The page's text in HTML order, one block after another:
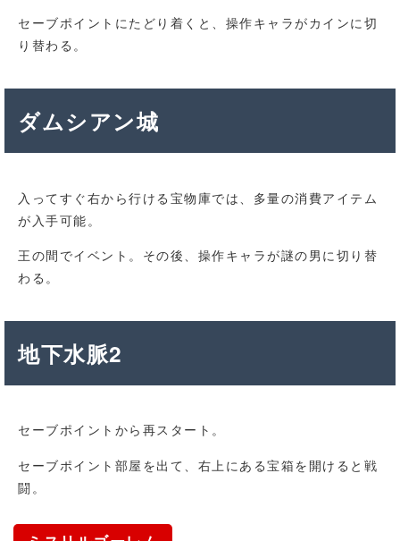
セーブポイントにたどり着くと、操作キャラがカインに切
り替わる。
ダムシアン城
入ってすぐ右から行ける宝物庫では、多量の消費アイテム
が入手可能。
王の間でイベント。その後、操作キャラが謎の男に切り替
わる。
地下水脈2
セーブポイントから再スタート。
セーブポイント部屋を出て、右上にある宝箱を開けると戦
闘。